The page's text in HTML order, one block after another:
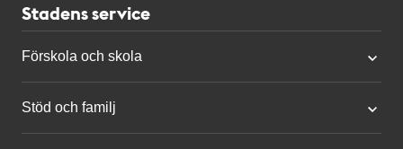
Stadens service
Förskola och skola
Stöd och familj